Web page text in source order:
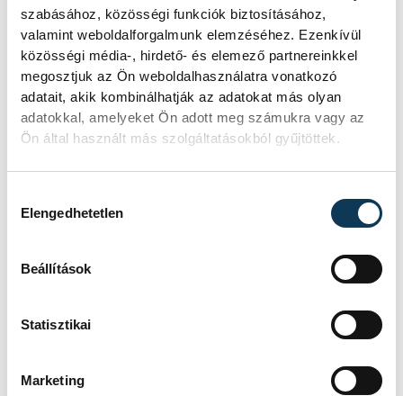
szabásához, közösségi funkciók biztosításához,
valamint weboldalforgalmunk elemzéséhez. Ezenkívül
közösségi média-, hirdető- és elemező partnereinkkel
megosztjuk az Ön weboldalhasználatra vonatkozó
adatait, akik kombinálhatják az adatokat más olyan
adatokkal, amelyeket Ön adott meg számukra vagy az
Ön által használt más szolgáltatásokból gyűjtöttek.
Elengedhetetlen
Beállítások
Statisztikai
Marketing
TOVÁBBI CIKKEK
TÖRÖK LAJOS
Végső búcsút vettek a
veszprémiek Török
Csütörtök délután a Vámosi úti
mellett kísérték utolsó útjára Török
Érdekvédelmi Egyesületének elnökét,
aki nem sokkal karácsony előtt hunyt
nyugdíjas klubok képviselői mellett